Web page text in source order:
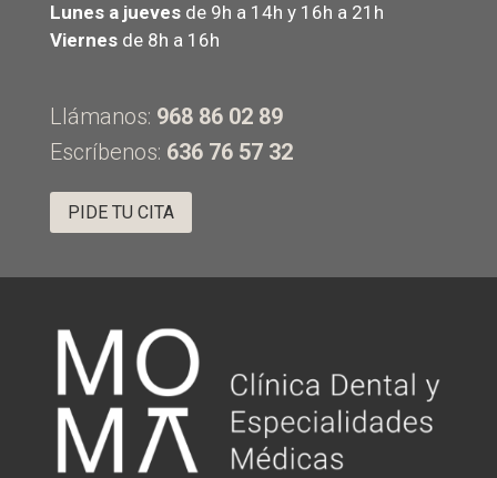
Lunes a juevesde 9h a 14h y 16h a 21h
Viernesde 8h a 16h
Llámanos: 968 86 02 89
Escríbenos: 636 76 57 32
PIDE TU CITA